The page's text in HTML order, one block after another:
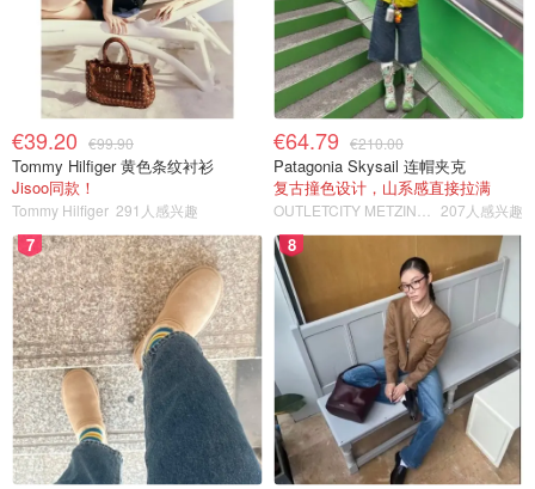
€39.20 €99.90
Tommy Hilfiger 黄色条纹衬衫
Jisoo同款！
Tommy Hilfiger 291人感兴趣
€64.79 €210.00
Patagonia Skysail 连帽夹克
复古撞色设计，山系感直接拉满
207人感兴趣
7 8